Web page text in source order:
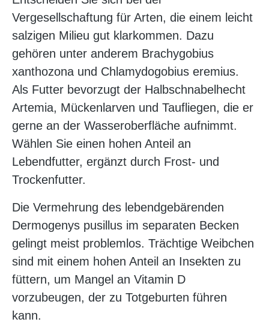
Vergesellschaftung für Arten, die einem leicht
salzigen Milieu gut klarkommen. Dazu
gehören unter anderem Brachygobius
xanthozona und Chlamydogobius eremius.
Als Futter bevorzugt der Halbschnabelhecht
Artemia, Mückenlarven und Taufliegen, die er
gerne an der Wasseroberfläche aufnimmt.
Wählen Sie einen hohen Anteil an
Lebendfutter, ergänzt durch Frost- und
Trockenfutter.
Die Vermehrung des lebendgebärenden
Dermogenys pusillus im separaten Becken
gelingt meist problemlos. Trächtige Weibchen
sind mit einem hohen Anteil an Insekten zu
füttern, um Mangel an Vitamin D
vorzubeugen, der zu Totgeburten führen
kann.